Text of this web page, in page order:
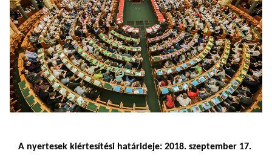
A nyertesek kiértesítési határideje: 2018. szeptember 17.